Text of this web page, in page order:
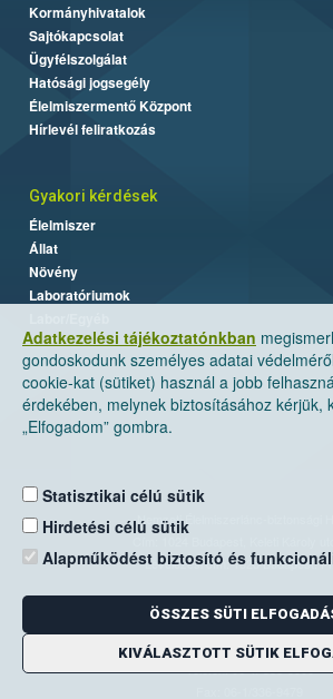
Adatkezelési tájékoztatónkban
gondoskodunk személyes adatai
cookie-kat (sütiket) használ a jobb
érdekében, melynek biztosításához kérjük,
„Elfogadom” gombra.
Statisztikai célú sütik
Hirdetési célú sütik
Alapműködést biztosító és
ÖSSZES SÜTI
KIVÁLASZTOTT SÜTIK
Kormányhivatalok
Sajtókapcsolat
Ügyfélszolgálat
Hatósági jogsegély
Élelmiszermentő Központ
Hírlevél feliratkozás
Gyakori kérdések
Élelmiszer
Állat
Növény
Laboratóriumok
Nemzeti Élelmiszerlánc-biztonsági
Levelezési cím: 1525 Budapest.
E-mail:
Zöld szám: 06-80/263-244
Telefon: 06-1/ 336-9000